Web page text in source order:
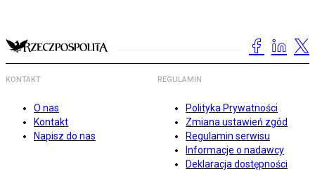
KONTAKT
O nas
Kontakt
Napisz do nas
REGULAMIN
Polityka Prywatności
Zmiana ustawień zgód
Regulamin serwisu
Informacje o nadawcy
Deklaracja dostępności